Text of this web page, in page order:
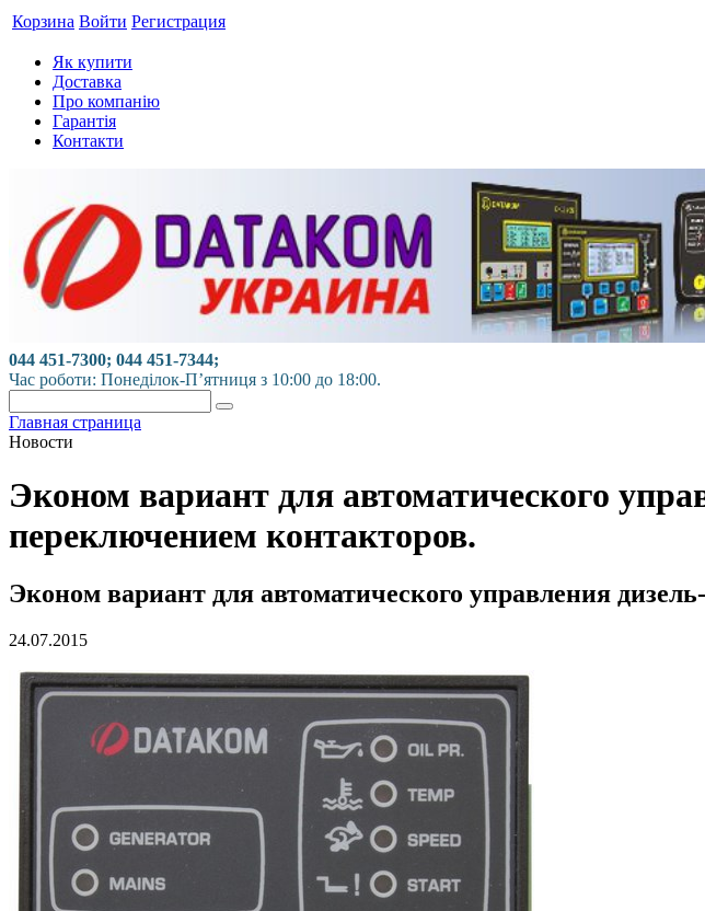
Корзина Войти Регистрация
Як купити
Доставка
Про компанію
Гарантія
Контакти
044 451-7300; 044 451-7344;
Час роботи: Понеділок-П’ятниця з 10:00 до 18:00.
Главная страница
Новости
Эконом вариант для автоматического
переключением контакторов.
Эконом вариант для автоматического управления
24.07.2015